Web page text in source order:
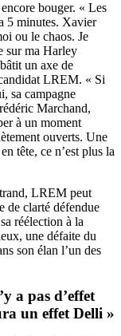
bouger. « Les
5 minutes. Xavier
ou le chaos. Je
sur ma Harley
un axe de
LREM. « Si
sa campagne
Marchand,
à un moment
ouverts. Une
tête, ce n’est plus la
LREM peut
de clarté défendue
réélection à la
une défaite du
son élan l’un des
a pas d’effet
un effet Delli »